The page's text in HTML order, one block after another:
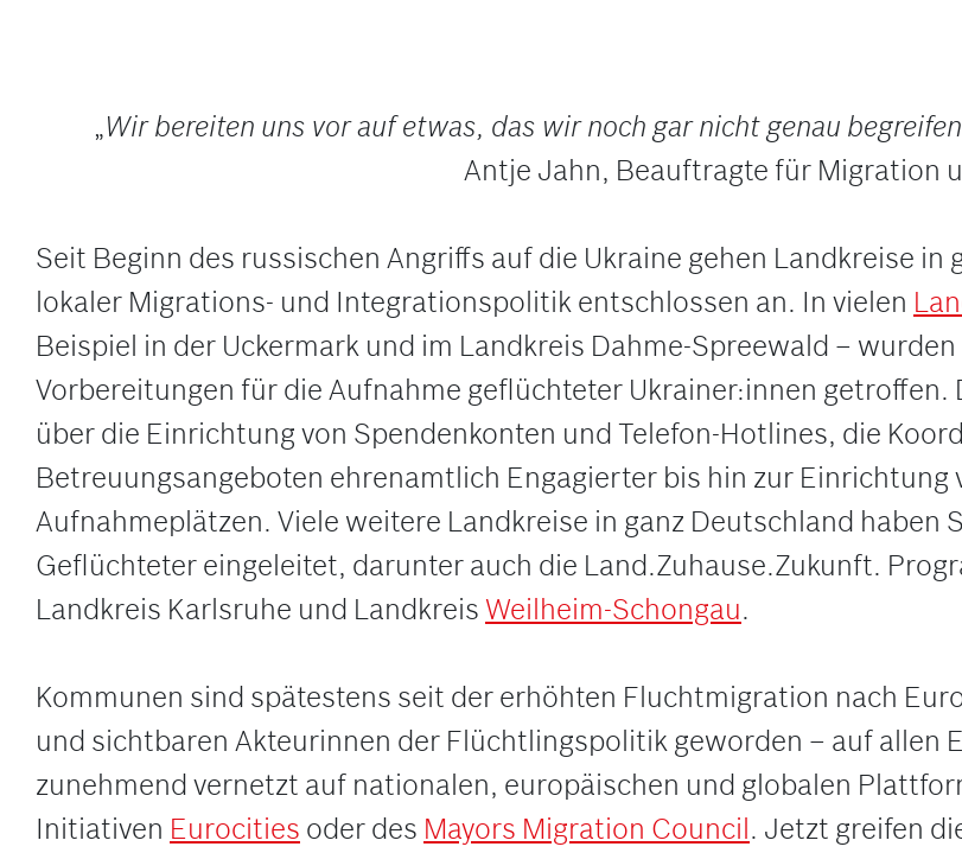
„Wir bereiten uns vor auf etwas, das wir noch gar nicht genau
Antje Jahn, Beauftragte für Migration
Seit Beginn des russischen Angriffs auf die Ukraine gehen Landkreise
lokaler Migrations- und Integrationspolitik entschlossen an. In vielen
Beispiel in der Uckermark und im Landkreis Dahme-Spreewald –
Vorbereitungen für die Aufnahme geflüchteter Ukrainer:innen getroffen.
über die Einrichtung von Spendenkonten und Telefon-Hotlines, die
Betreuungsangeboten ehrenamtlich Engagierter bis hin zur Einrichtung
Aufnahmeplätzen. Viele weitere Landkreise in ganz Deutschland
Geflüchteter eingeleitet, darunter auch die Land.Zuhause.Zukunft.
Landkreis Karlsruhe und Landkreis Weilheim-Schongau.
Kommunen sind spätestens seit der erhöhten Fluchtmigration nach
und sichtbaren Akteurinnen der Flüchtlingspolitik geworden – auf allen
zunehmend vernetzt auf nationalen, europäischen und globalen
Initiativen Eurocities oder des Mayors Migration Council. Jetzt greifen